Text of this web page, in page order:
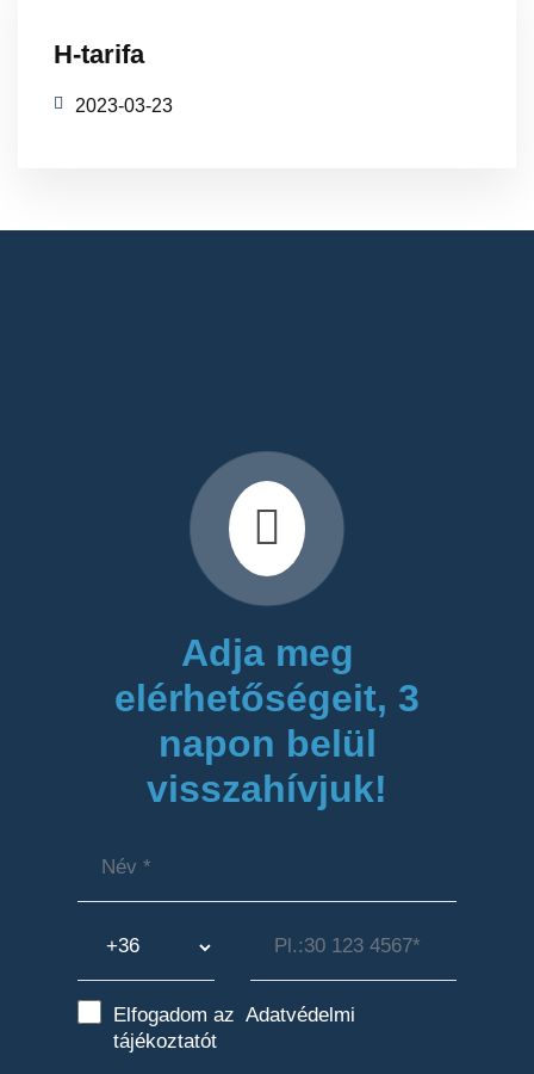
H-tarifa
2023-03-23
Adja meg
elérhetőségeit, 3
napon belül
visszahívjuk!
Elfogadom az Adatvédelmi
tájékoztatót